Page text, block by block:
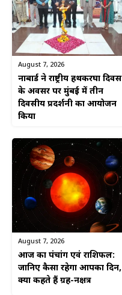
August 7, 2026
नाबार्ड ने राष्ट्रीय हथकरघा दिवस
के अवसर पर मुंबई में तीन
दिवसीय प्रदर्शनी का आयोजन
किया
August 7, 2026
आज का पंचांग एवं राशिफल:
जानिए कैसा रहेगा आपका दिन,
क्या कहते हैं ग्रह-नक्षत्र